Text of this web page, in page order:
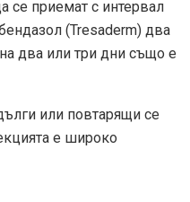
се приемат с интервал
(Tresaderm) два
два или три дни също е
или повтарящи се
е широко